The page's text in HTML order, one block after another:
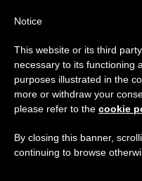
TAG
Posts
ULTIME NOTIZIE
Notice
This website or its third
necessary to its functioning
purposes illustrated in the
more or withdraw your
please refer to the cookie
By closing this banner,
continuing to browse